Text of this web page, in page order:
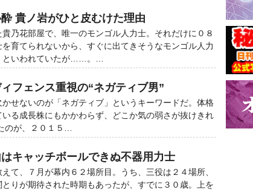
貴ノ岩がひと皮むけた理由
乃花部屋で、唯一のモンゴル人力士。それだけに０８
育てられないから、すぐに出てきそうなモンゴル人力
といわれていたが……。…
フェンス重視の“ネガティブ男”
せないのが「ネガティブ」というキーワードだ。体格
る成長株にもかかわらず、どこか気の弱さが抜けきれ
が、２０１５…
キャッチボールできぬ不器用力士
て、７月が幕内６２場所目。うち、三役は２４場所、
りが期待された時期もあったが、すでに３０歳。上を